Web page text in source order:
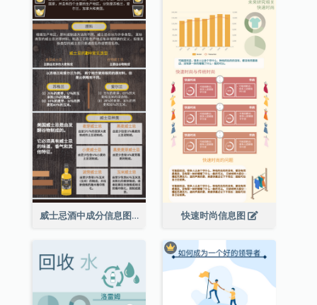
威士忌酒中成分信息图表 快速时尚信息图